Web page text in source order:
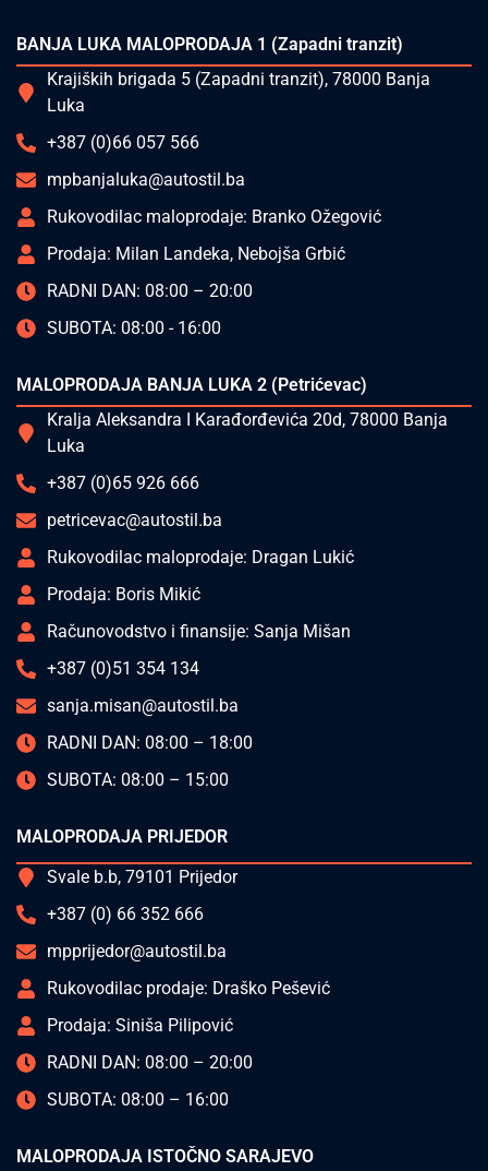
BANJA LUKA MALOPRODAJA 1 (Zapadni tranzit)
Krajiških brigada 5 (Zapadni tranzit), 78000 Banja
Luka
+387 (0)66 057 566
mpbanjaluka@autostil.ba
Rukovodilac maloprodaje: Branko Ožegović
Prodaja: Milan Landeka, Nebojša Grbić
RADNI DAN: 08:00 – 20:00
SUBOTA: 08:00 - 16:00
MALOPRODAJA BANJA LUKA 2 (Petrićevac)
Kralja Aleksandra I Karađorđevića 20d, 78000 Banja
Luka
+387 (0)65 926 666
petricevac@autostil.ba
Rukovodilac maloprodaje: Dragan Lukić
Prodaja: Boris Mikić
Računovodstvo i finansije: Sanja Mišan
+387 (0)51 354 134
sanja.misan@autostil.ba
RADNI DAN: 08:00 – 18:00
SUBOTA: 08:00 – 15:00
MALOPRODAJA PRIJEDOR
Svale b.b, 79101 Prijedor
+387 (0) 66 352 666
mpprijedor@autostil.ba
Rukovodilac prodaje: Draško Pešević
Prodaja: Siniša Pilipović
RADNI DAN: 08:00 – 20:00
SUBOTA: 08:00 – 16:00
MALOPRODAJA ISTOČNO SARAJEVO